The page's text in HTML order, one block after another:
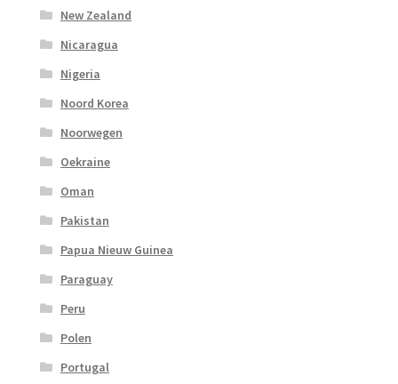
New Zealand
Nicaragua
Nigeria
Noord Korea
Noorwegen
Oekraine
Oman
Pakistan
Papua Nieuw Guinea
Paraguay
Peru
Polen
Portugal